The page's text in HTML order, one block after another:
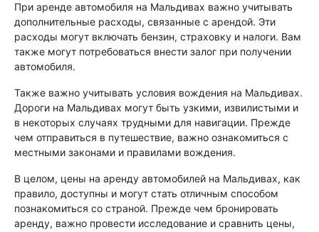
При аренде автомобиля на Мальдивах важно учитывать
дополнительные расходы, связанные с арендой. Эти
расходы могут включать бензин, страховку и налоги. Вам
также могут потребоваться внести залог при получении
автомобиля.
Также важно учитывать условия вождения на Мальдивах.
Дороги на Мальдивах могут быть узкими, извилистыми и
в некоторых случаях трудными для навигации. Прежде
чем отправиться в путешествие, важно ознакомиться с
местными законами и правилами вождения.
В целом, цены на аренду автомобилей на Мальдивах, как
правило, доступны и могут стать отличным способом
познакомиться со страной. Прежде чем бронировать
аренду, важно провести исследование и сравнить цены,